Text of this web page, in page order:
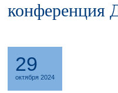
конференция
29
октября 2024